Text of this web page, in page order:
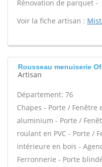
Rénovation de parquet -
Voir la fiche artisan :
Rousseau menuiserie
Artisan
Département: 76
Chapes - Porte /
aluminium - Porte /
roulant en PVC - Porte /
intérieure en bois -
Ferronnerie - Porte